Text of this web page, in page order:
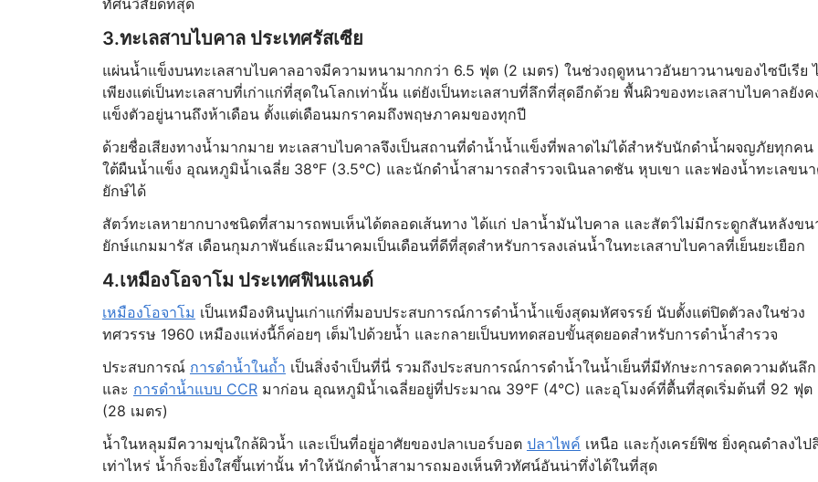
ทัศนวิสัยดีที่สุด
3.ทะเลสาบไบคาล ประเทศรัสเซีย
แผ่นน้ำแข็งบนทะเลสาบไบคาลอาจมีความหนามากกว่า 6.5 ฟุต (2 เมตร) ในช่วงฤดูหนาวอันยาวนานของไซบีเรีย
เพียงแต่เป็นทะเลสาบที่เก่าแก่ที่สุดในโลกเท่านั้น แต่ยังเป็นทะเลสาบที่ลึกที่สุดอีกด้วย พื้นผิวของทะเลสาบไบคาลยังค
แข็งตัวอยู่นานถึงห้าเดือน ตั้งแต่เดือนมกราคมถึงพฤษภาคมของทุกปี
ด้วยชื่อเสียงทางน้ำมากมาย ทะเลสาบไบคาลจึงเป็นสถานที่ดำน้ำน้ำแข็งที่พลาดไม่ได้สำหรับนักดำน้ำผจญภัยทุกคน
ใต้ผืนน้ำแข็ง อุณหภูมิน้ำเฉลี่ย 38°F (3.5°C) และนักดำน้ำสามารถสำรวจเนินลาดชัน หุบเขา และฟองน้ำทะเลขน
ยักษ์ได้
สัตว์ทะเลหายากบางชนิดที่สามารถพบเห็นได้ตลอดเส้นทาง ได้แก่ ปลาน้ำมันไบคาล และสัตว์ไม่มีกระดูกสันหลังขน
ยักษ์แกมมารัส เดือนกุมภาพันธ์และมีนาคมเป็นเดือนที่ดีที่สุดสำหรับการลงเล่นน้ำในทะเลสาบไบคาลที่เย็นยะเยือก
4.เหมืองโอจาโม ประเทศฟินแลนด์
เหมืองโอจาโม เป็นเหมืองหินปูนเก่าแก่ที่มอบประสบการณ์การดำน้ำน้ำแข็งสุดมหัศจรรย์ นับตั้งแต่ปิดตัวลงในช่วง
ทศวรรษ 1960 เหมืองแห่งนี้ก็ค่อยๆ เต็มไปด้วยน้ำ และกลายเป็นบททดสอบขั้นสุดยอดสำหรับการดำน้ำสำรวจ
ประสบการณ์ การดำน้ำในถ้ำ เป็นสิ่งจำเป็นที่นี่ รวมถึงประสบการณ์การดำน้ำในน้ำเย็นที่มีทักษะการลดความดันลึก
และ การดำน้ำแบบ CCRมาก่อน อุณหภูมิน้ำเฉลี่ยอยู่ที่ประมาณ 39°F (4°C) และอุโมงค์ที่ตื้นที่สุดเริ่มต้นที่ 92 ฟุต
(28 เมตร)
น้ำในหลุมมีความขุ่นใกล้ผิวน้ำ และเป็นที่อยู่อาศัยของปลาเบอร์บอต ปลาไพค์ เหนือ และกุ้งเครย์ฟิช ยิ่งคุณดำลงไป
เท่าไหร่ น้ำก็จะยิ่งใสขึ้นเท่านั้น ทำให้นักดำน้ำสามารถมองเห็นทิวทัศน์อันน่าทึ่งได้ในที่สุด